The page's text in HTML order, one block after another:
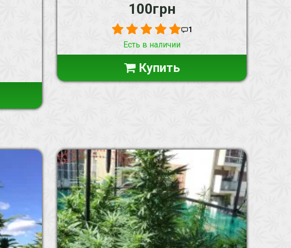
100грн
1
Есть в наличии
Купить